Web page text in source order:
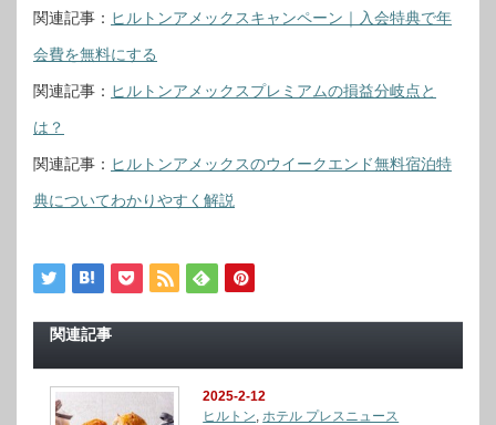
関連記事： ヒルトンアメックスキャンペーン｜入会特典で年
会費を無料にする
関連記事： ヒルトンアメックスプレミアムの損益分岐点と
は？
関連記事： ヒルトンアメックスのウイークエンド無料宿泊特
典についてわかりやすく解説
関連記事
2025-2-12
ヒルトン,ホテル プレスニュース